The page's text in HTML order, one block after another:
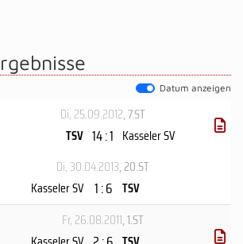
Datum anzeigen
Di, 25.09.2012, 7.ST
TSV 14 : 1 Kasseler SV
Di, 30.04.2013, 20.ST
Kasseler SV 1 : 6 TSV
Fr, 26.08.2011, 1.ST